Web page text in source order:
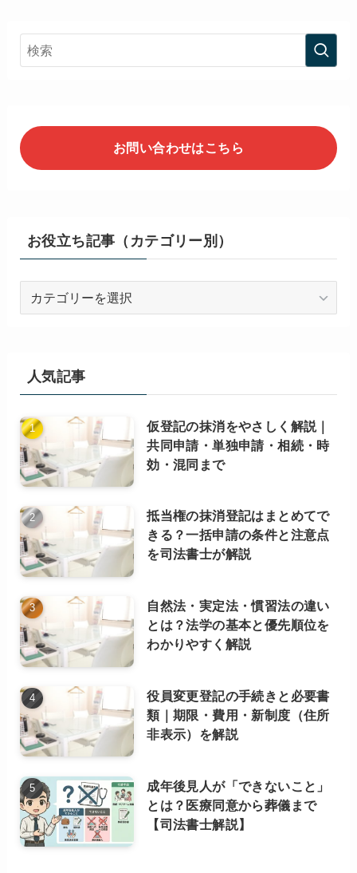
お問い合わせはこちら
お役立ち記事（カテゴリー別）
テ
ゴ
リ
ー
別）
人気記事
仮登記の抹消をやさしく解説｜
共同申請・単独申請・相続・時
効・混同まで
抵当権の抹消登記はまとめてで
きる？一括申請の条件と注意点
を司法書士が解説
自然法・実定法・慣習法の違い
とは？法学の基本と優先順位を
わかりやすく解説
役員変更登記の手続きと必要書
類｜期限・費用・新制度（住所
非表示）を解説
成年後見人が「できないこと」
とは？医療同意から葬儀まで
【司法書士解説】